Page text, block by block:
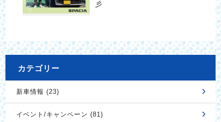
彡
カテゴリー
新車情報 (23)
イベント/キャンペーン (81)